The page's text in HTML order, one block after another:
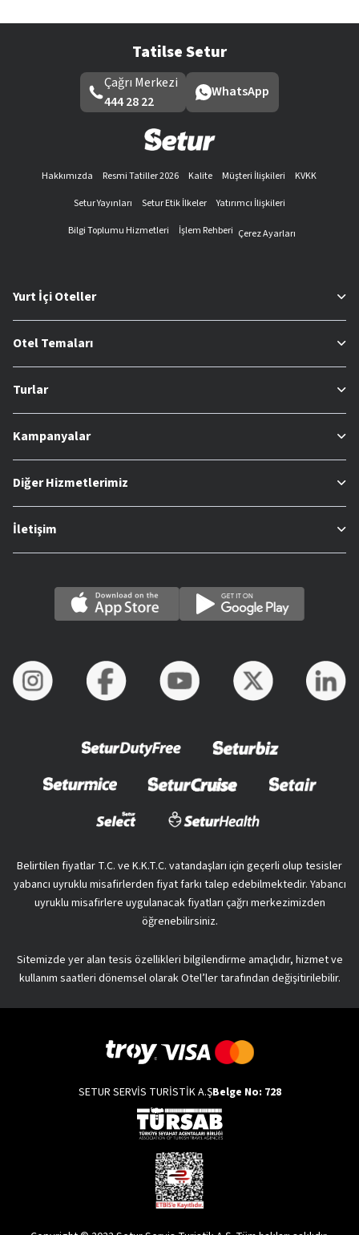
Tatilse Setur
Çağrı Merkezi
444 28 22
WhatsApp
Hakkımızda Resmi Tatiller 2026 Kalite Müşteri İlişkileri
KVKK
Setur Yayınları
Setur Etik İlkeler
Yatırımcı İlişkileri
Bilgi Toplumu Hizmetleri
İşlem Rehberi Çerez Ayarları
Yurt İçi Oteller
Otel Temaları
Turlar
Kampanyalar
Diğer Hizmetlerimiz
İletişim
Belirtilen fiyatlar T.C. ve K.K.T.C. vatandaşları için geçerli olup tesisler
yabancı uyruklu misafirlerden fiyat farkı talep edebilmektedir. Yabancı
uyruklu misafirlere uygulanacak fiyatları çağrı merkezimizden
öğrenebilirsiniz.
Sitemizde yer alan tesis özellikleri bilgilendirme amaçlıdır, hizmet ve
kullanım saatleri dönemsel olarak Otel’ler tarafından değişitirilebilir.
SETUR SERVİS TURİSTİK A.ŞBelge No: 728